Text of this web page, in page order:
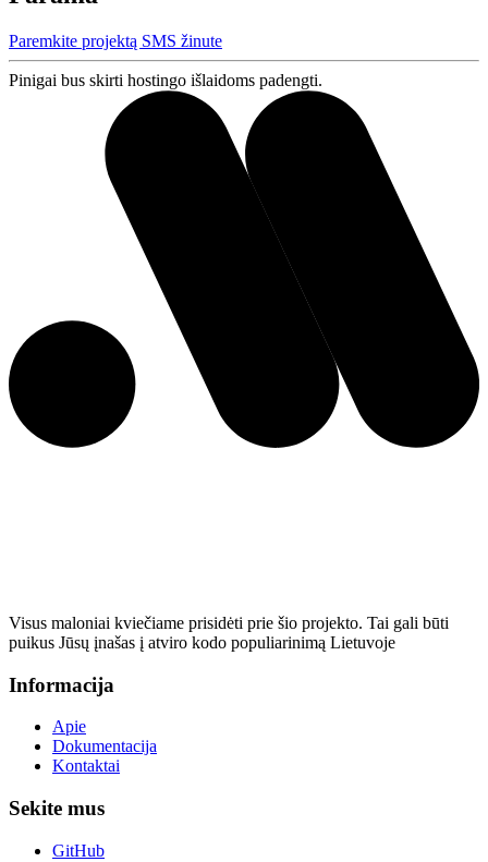
Paremkite projektą SMS žinute
Pinigai bus skirti hostingo išlaidoms padengti.
Visus maloniai kviečiame prisidėti prie šio projekto. Tai gali būti
puikus Jūsų įnašas į atviro kodo populiarinimą Lietuvoje
Informacija
Apie
Dokumentacija
Kontaktai
Sekite mus
GitHub